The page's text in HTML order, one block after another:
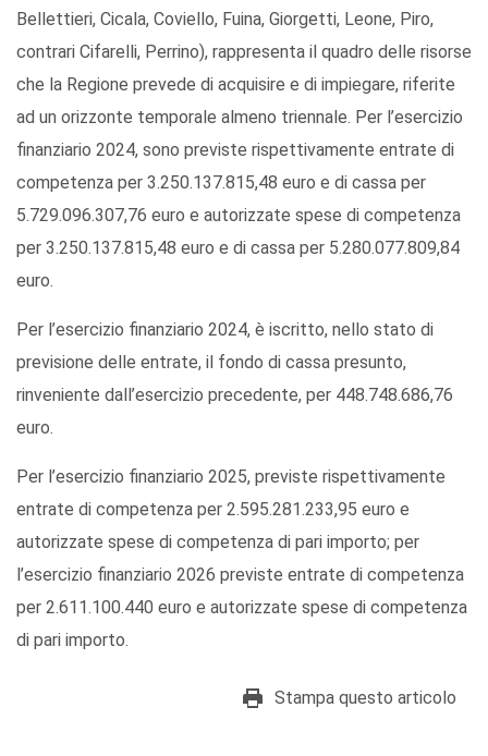
Bellettieri, Cicala, Coviello, Fuina, Giorgetti, Leone, Piro,
contrari Cifarelli, Perrino), rappresenta il quadro delle risorse
che la Regione prevede di acquisire e di impiegare, riferite
ad un orizzonte temporale almeno triennale. Per l’esercizio
finanziario 2024, sono previste rispettivamente entrate di
competenza per 3.250.137.815,48 euro e di cassa per
5.729.096.307,76 euro e autorizzate spese di competenza
per 3.250.137.815,48 euro e di cassa per 5.280.077.809,84
euro.
Per l’esercizio finanziario 2024, è iscritto, nello stato di
previsione delle entrate, il fondo di cassa presunto,
rinveniente dall’esercizio precedente, per 448.748.686,76
euro.
Per l’esercizio finanziario 2025, previste rispettivamente
entrate di competenza per 2.595.281.233,95 euro e
autorizzate spese di competenza di pari importo; per
l’esercizio finanziario 2026 previste entrate di competenza
per 2.611.100.440 euro e autorizzate spese di competenza
di pari importo.
Stampa questo articolo